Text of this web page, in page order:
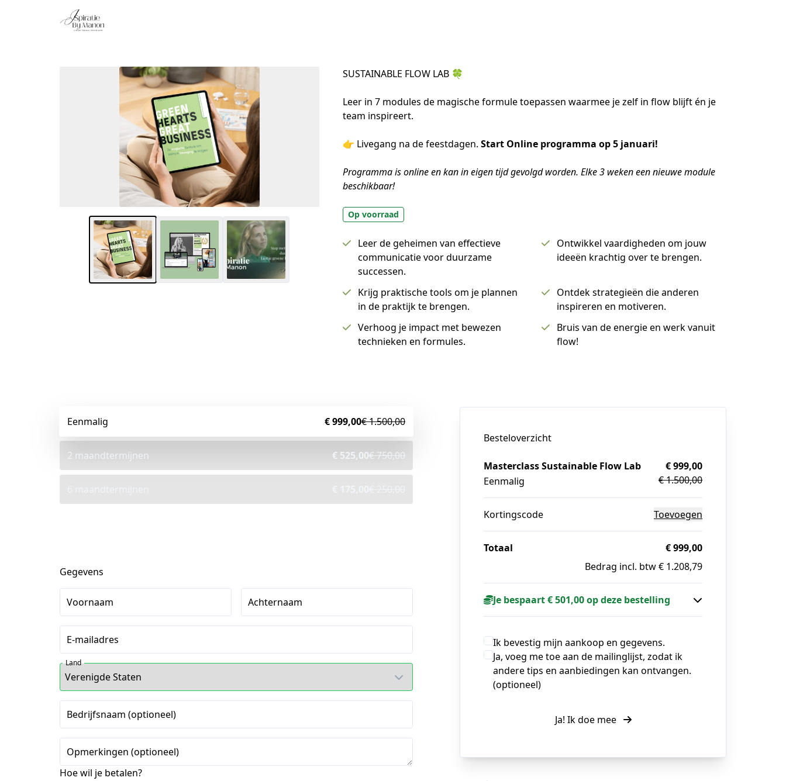
SUSTAINABLE FLOW LAB 🍀
Leer in 7 modules de magische formule toepassen waarmee je zelf in flow blijft én je
team inspireert.
👉 Livegang na de feestdagen. Start Online programma op 5 januari!
Programma is online en kan in eigen tijd gevolgd worden. Elke 3 weken een nieuwe module
beschikbaar!
Op voorraad
Leer de geheimen van effectieve
communicatie voor duurzame
successen.
Ontwikkel vaardigheden om jouw
ideeën krachtig over te brengen.
Krijg praktische tools om je plannen
in de praktijk te brengen.
Ontdek strategieën die anderen
inspireren en motiveren.
Verhoog je impact met bewezen
technieken en formules.
Bruis van de energie en werk vanuit
flow!
Eenmalig € 999,00€ 1.500,00
2 maandtermijnen € 525,00€ 750,00
Gegevens
Voornaam Achternaam
E-mailadres
Land
Bedrijfsnaam (optioneel)
Opmerkingen (optioneel)
Hoe wil je betalen?
Besteloverzicht
Masterclass Sustainable Flow Lab
Eenmalig
€ 999,00
€ 1.500,00
Kortingscode Toevoegen
Totaal
€ 999,00
Bedrag incl. btw € 1.208,79
Je bespaart € 501,00 op deze bestelling
Ik bevestig mijn aankoop en gegevens.
Ja, voeg me toe aan de mailinglijst, zodat ik
andere tips en aanbiedingen kan ontvangen.
(optioneel)
Ja! Ik doe mee